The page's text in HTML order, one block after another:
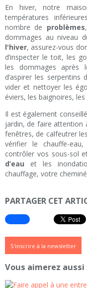
En hiver, notre
températures
nombre de problèmes
dommages au niveau
l'hiver, assurez-vous
d’inspecter le toit, les
les dommages après
d’aspirer les
vider et nettoyer les
éviers, les baignoires,
Il est également
jardin, de faire attention
fenêtres, de calfeutrer
vérifier le chauffe-
contrôler vos sous-sol
d’eau et les
chauffage, votre
PARTAGER CET
S'inscrire à la newsletter
Vous aimerez aussi